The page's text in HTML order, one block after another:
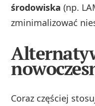
środowiska (np.
zminimalizować
Coraz częściej